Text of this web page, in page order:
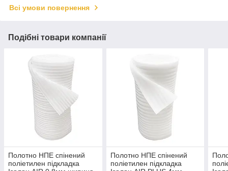
Всі умови повернення
Подібні товари компанії
Полотно НПЕ спінений
поліетилен підкладка
Полотно НПЕ спінений
поліетилен підкладка